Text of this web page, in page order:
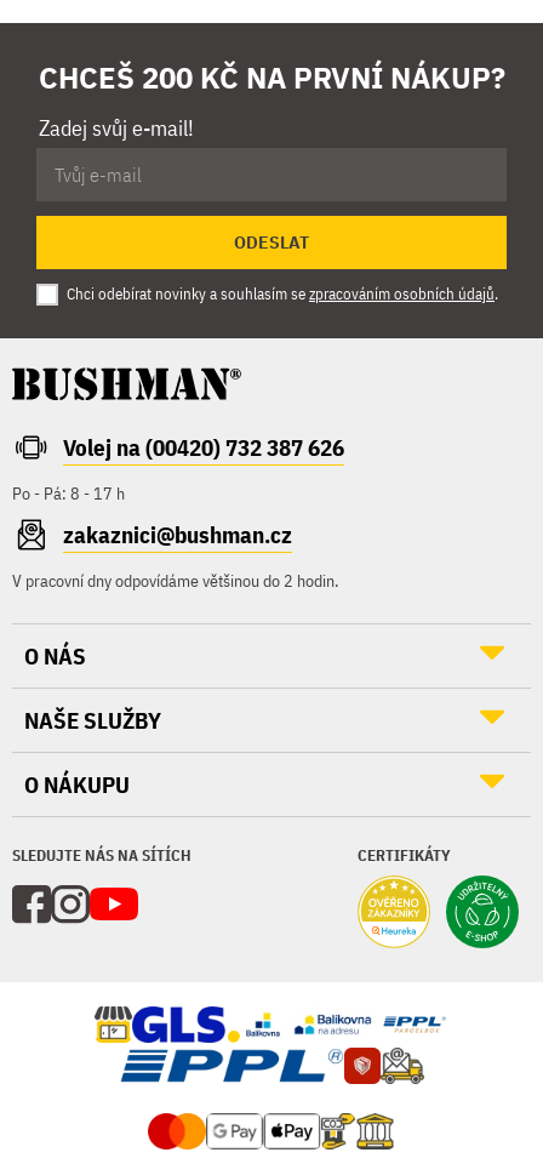
CHCEŠ 200 KČ NA PRVNÍ NÁKUP?
Zadej svůj e-mail!
ODESLAT
Chci odebírat novinky a souhlasím sezpracováním osobních údajů.
Volej na (00420) 732 387 626
Po - Pá: 8 - 17 h
zakaznici@bushman.cz
V pracovní dny odpovídáme většinou do 2 hodin.
SLEDUJTE NÁS NA SÍTÍCH CERTIFIKÁTY
O NÁS
NAŠE SLUŽBY
O NÁKUPU